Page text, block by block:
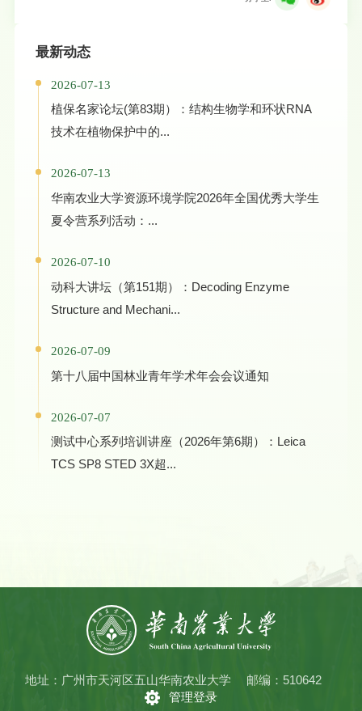
最新动态
2026-07-13
植保名家论坛(第83期）：结构生物学和环状RNA
技术在植物保护中的...
2026-07-13
华南农业大学资源环境学院2026年全国优秀大学生
夏令营系列活动：...
2026-07-10
动科大讲坛（第151期）：Decoding Enzyme
Structure and Mechani...
2026-07-09
第十八届中国林业青年学术年会会议通知
2026-07-07
测试中心系列培训讲座（2026年第6期）：Leica
TCS SP8 STED 3X超...
地址：广州市天河区五山华南农业大学
邮编：510642
管理登录